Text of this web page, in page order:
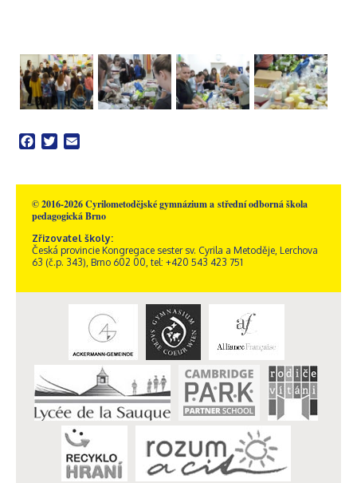
Facebook
Twitter
© 2016-2026 Cyrilometodějské gymnázium a střední odborná škola
pedagogická Brno
Zřizovatel školy:
Česká provincie Kongregace sester sv. Cyrila a Metoděje, Lerchova
63 (č.p. 343), Brno 602 00, tel: +420 543 423 751